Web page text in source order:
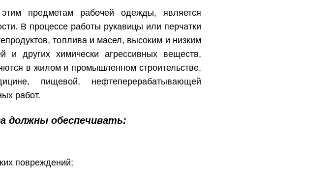
предметам рабочей одежды, является
В процессе работы рукавицы или перчатки
топлива и масел, высоким и низким
и других химически агрессивных веществ,
в жилом и промышленном строительстве,
пищевой, нефтеперерабатывающей
работ.
должны обеспечивать:
повреждений;